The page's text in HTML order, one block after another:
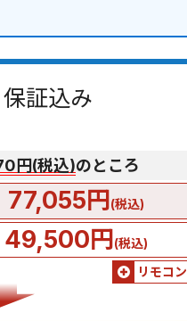
証込み
円(税込)のところ
77,055円(税込)
49,500円(税込)
リモコン